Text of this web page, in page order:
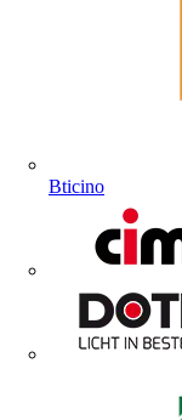
Bticino